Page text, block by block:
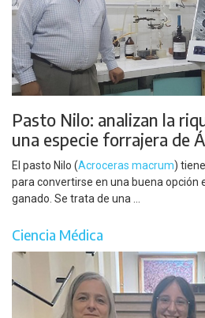
Pasto Nilo: analizan la
una especie forrajera de
El pasto Nilo (Acroceras macrum)
para convertirse en una buena opción
ganado. Se trata de una ...
Ciencia Médica